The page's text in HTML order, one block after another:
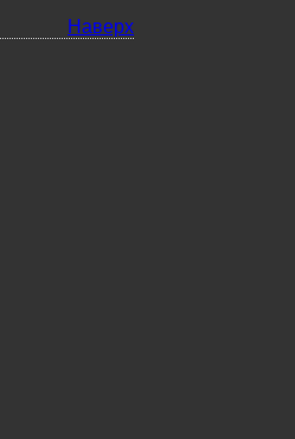
Наверх